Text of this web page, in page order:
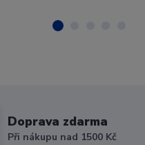
Doprava zdarma
Při nákupu nad 1500 Kč